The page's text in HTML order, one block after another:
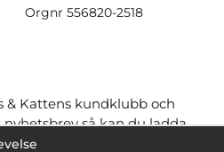
Orgnr 556820-2518
& Kattens kundklubb och
så kan du ladda
och få många